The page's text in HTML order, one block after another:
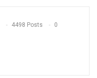
4498 Posts 0